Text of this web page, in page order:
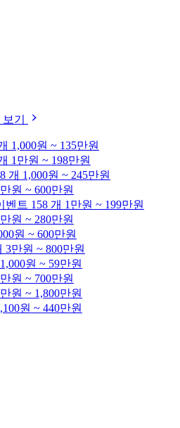
기
1,000원 ~ 135만원
1만원 ~ 198만원
개 1,000원 ~ 245만원
원 ~ 600만원
벤트 158 개 1만원 ~ 199만원
원 ~ 280만원
원 ~ 600만원
3만원 ~ 800만원
1,000원 ~ 59만원
원 ~ 700만원
원 ~ 1,800만원
원 ~ 440만원